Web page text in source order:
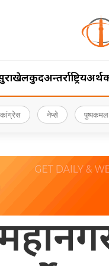
खेलकुदअन्तर्राष्ट्रियअर्थ
कांग्रेस नेप्से पुष्पकमल